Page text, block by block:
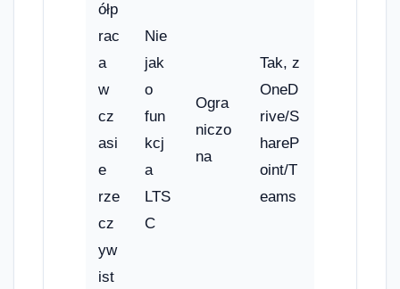
ółp
rac
a
w
cz
asi
e
rze
cz
yw
ist
Nie
jak
o
fun
kcj
a
LTS
C
Ogra
niczo
na
Tak, z
OneD
rive/S
hareP
oint/T
eams